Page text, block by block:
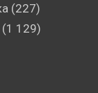
(227)
(1 129)